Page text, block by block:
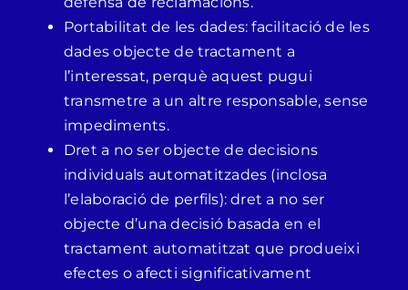
Portabilitat de les dades: facilitació de les
dades objecte de tractament a
l’interessat, perquè aquest pugui
transmetre a un altre responsable, sense
impediments.
Dret a no ser objecte de decisions
individuals automatitzades (inclosa
l’elaboració de perfils): dret a no ser
objecte d’una decisió basada en el
tractament automatitzat que produeixi
efectes o afecti significativament